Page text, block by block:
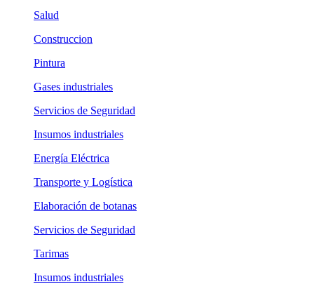
Salud
Construccion
Pintura
Gases industriales
Servicios de Seguridad
Insumos industriales
Energía Eléctrica
Transporte y Logística
Elaboración de botanas
Servicios de Seguridad
Tarimas
Insumos industriales